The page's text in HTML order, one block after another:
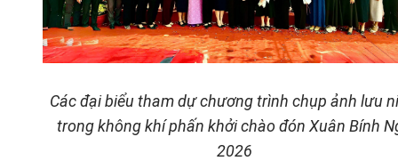
Các đại biểu tham dự chương trình chụp ảnh lưu
trong không khí phấn khởi chào đón Xuân Bính
2026